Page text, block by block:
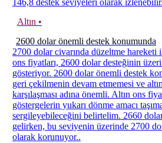
146,8 destek seviyeleri olarak izlenebilir.
Altın •
2600 dolar önemli destek konumunda
2700 dolar civarında düzeltme hareketi
ons fiyatları, 2600 dolar desteğinin
gösteriyor. 2600 dolar önemli destek
geri çekilmenin devam etmemesi ve
karşılaşması adına önemli. Altın ons
göstergelerin yukarı dönme amacı
sergileyebileceğini belirtelim. 2660
gelirken, bu seviyenin üzerinde 2700
olarak korunuyor..